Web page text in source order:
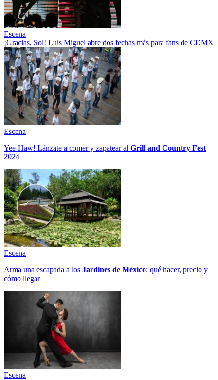
Escena
¡Gracias, Sol! Luis Miguel abre dos fechas más para fans de CDMX
Escena
Yee-Haw! Lánzate a comer y zapatear al Grill and Country Fest
2024
Escena
Arma una escapada a los Jardines de México: qué hacer, precio y
cómo llegar
Escena